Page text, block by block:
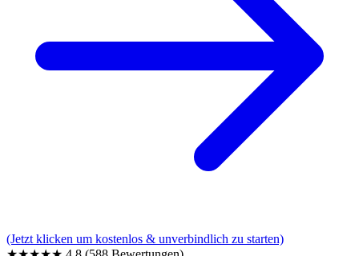
(Jetzt klicken um kostenlos & unverbindlich zu starten)